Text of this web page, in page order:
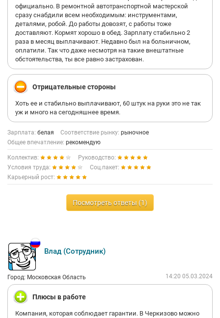
официально. В ремонтной автотранспортной мастерской
сразу снабдили всем необходимым: инструментами,
деталями, робой. До работы довозят, с работы тоже
доставляют. Кормят хорошо в обед. Зарплату стабильно 2
раза в месяц выплачивают. Недавно был на больничном,
оплатили. Так что даже несмотря на такие внештатные
обстоятельства, ты все равно застрахован.
Отрицательные стороны
Хоть ее и стабильно выплачивают, 60 штук на руки это не так
уж и много на сегодняшнее время.
Зарплата: белая Соответствие рынку: рыночное
Общее впечатление: рекомендую
Коллектив:
Руководство:
Условия труда:
Соц.пакет:
Карьерный рост:
Посмотреть ответы (1)
Влад (Сотрудник)
Город: Московская Область 14:20 05.03.2024
Плюсы в работе
Компания, которая соблюдает гарантии. В Черкизово можно